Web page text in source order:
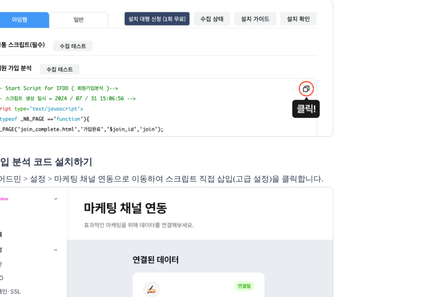
분석 코드 설치하기
드민 > 설정 > 마케팅 채널 연동으로 이동하여 스크립트 직접 삽입(고급 설정)을 클릭합니다.